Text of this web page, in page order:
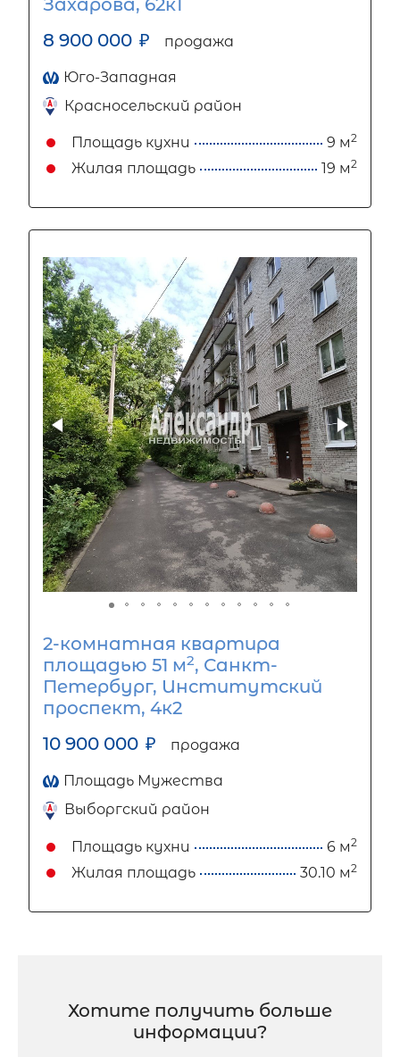
Захарова, 62к1
8 900 000 ₽ продажа
Юго-Западная
Красносельский район
Площадь кухни 9 м2
Жилая площадь 19 м2
2-комнатная квартира
площадью 51 м2, Санкт-
Петербург, Институтский
проспект, 4к2
10 900 000 ₽ продажа
Площадь Мужества
Выборгский район
Площадь кухни 6 м2
Жилая площадь 30.10 м2
Хотите получить больше
информации?